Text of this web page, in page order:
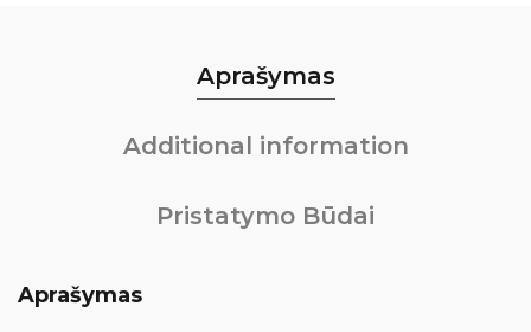
Aprašymas
Additional information
Pristatymo Būdai
Aprašymas